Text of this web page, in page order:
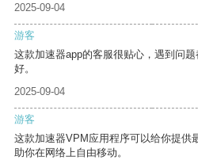
2025-09-04
游客
这款加速器app的客服很贴心，遇到问
好。
2025-09-04
游客
这款加速器VPM应用程序可以给你提供
助你在网络上自由移动。